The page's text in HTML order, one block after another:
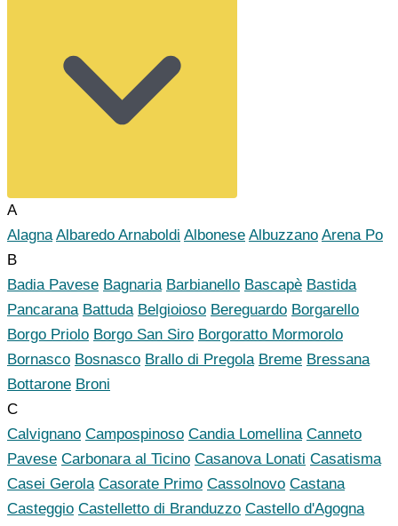
A
Alagna Albaredo Arnaboldi Albonese Albuzzano Arena Po
B
Badia Pavese Bagnaria Barbianello Bascapè Bastida
Pancarana Battuda Belgioioso Bereguardo Borgarello
Borgo Priolo Borgo San Siro Borgoratto Mormorolo
Bornasco Bosnasco Brallo di Pregola Breme Bressana
Bottarone Broni
C
Calvignano Campospinoso Candia Lomellina Canneto
Pavese Carbonara al Ticino Casanova Lonati Casatisma
Casei Gerola Casorate Primo Cassolnovo Castana
Casteggio Castelletto di Branduzzo Castello d'Agogna